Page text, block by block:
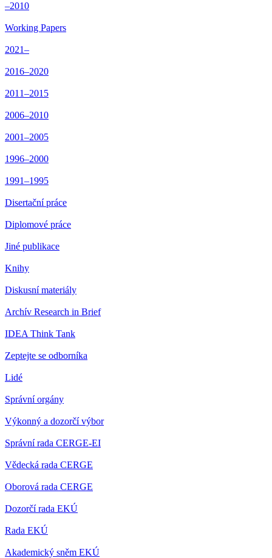
–2010
Working Papers
2021–
2016–2020
2011–2015
2006–2010
2001–2005
1996–2000
1991–1995
Disertační práce
Diplomové práce
Jiné publikace
Knihy
Diskusní materiály
Archív Research in Brief
IDEA Think Tank
Zeptejte se odborníka
Lidé
Správní orgány
Výkonný a dozorčí výbor
Správní rada CERGE-EI
Vědecká rada CERGE
Oborová rada CERGE
Dozorčí rada EKÚ
Rada EKÚ
Akademický sněm EKÚ